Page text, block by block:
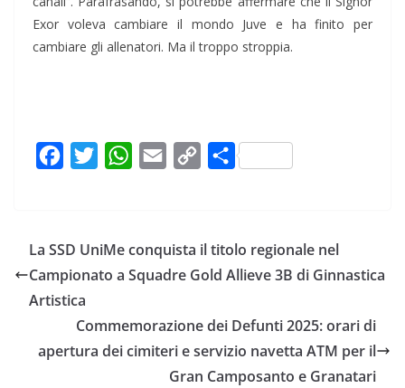
Exor voleva cambiare il mondo Juve e ha finito per
cambiare gli allenatori. Ma il troppo stroppia.
o
k
r
W
p
p
l
n
k
C
i
i
d
i
La SSD UniMe conquista il titolo regionale nel
Campionato a Squadre Gold Allieve 3B di Ginnastica
Artistica
Commemorazione dei Defunti 2025: orari di
apertura dei cimiteri e servizio navetta ATM per il
Gran Camposanto e Granatari